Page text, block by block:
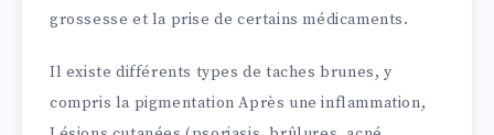
grossesse et la prise de certains médicaments.
Il existe différents types de taches brunes, y
compris la pigmentation Après une inflammation,